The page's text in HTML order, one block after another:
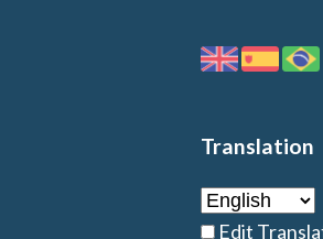
Translation
Edit